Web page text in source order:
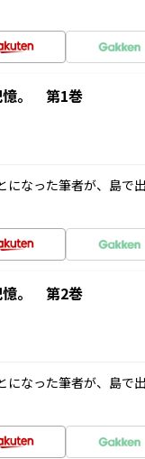
憶。 第1巻
なった筆者が、島で
憶。 第2巻
なった筆者が、島で